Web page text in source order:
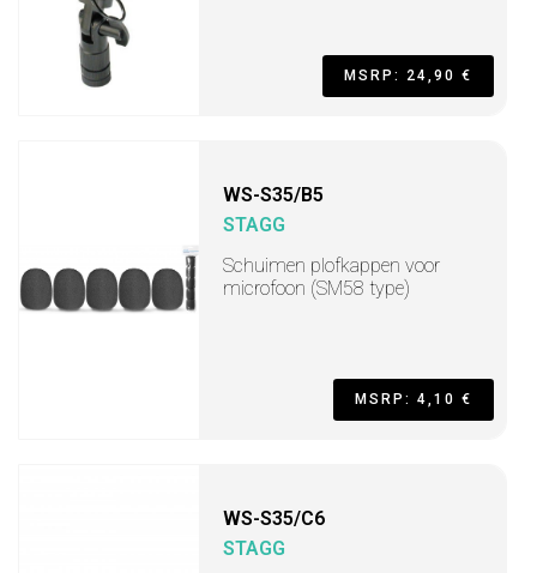
MSRP: 24,90 €
WS-S35/B5
STAGG
Schuimen plofkappen voor
microfoon (SM58 type)
MSRP: 4,10 €
WS-S35/C6
STAGG